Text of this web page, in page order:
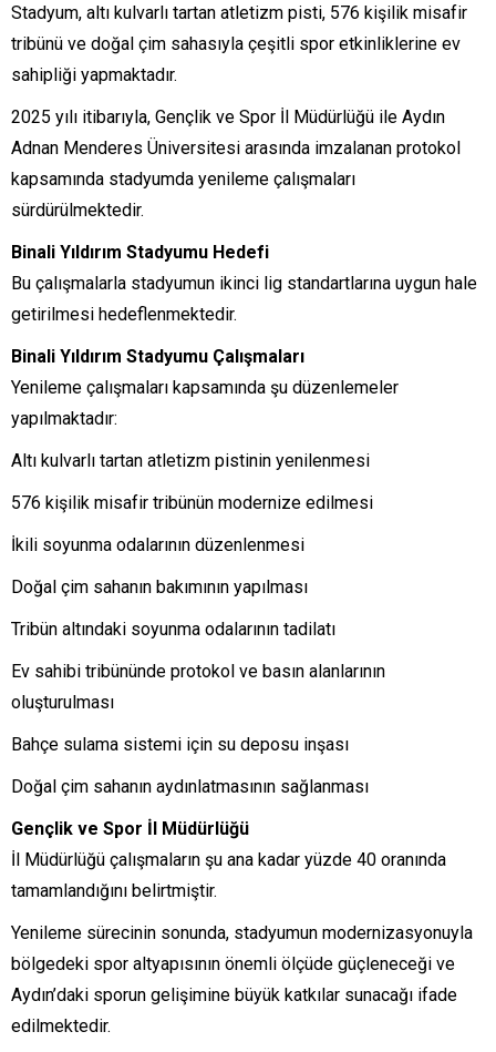
Stadyum, altı kulvarlı tartan atletizm pisti, 576 kişilik misafir
tribünü ve doğal çim sahasıyla çeşitli spor etkinliklerine ev
sahipliği yapmaktadır.
2025 yılı itibarıyla, Gençlik ve Spor İl Müdürlüğü ile Aydın
Adnan Menderes Üniversitesi arasında imzalanan protokol
kapsamında stadyumda yenileme çalışmaları
sürdürülmektedir.
Binali Yıldırım Stadyumu Hedefi
Bu çalışmalarla stadyumun ikinci lig standartlarına uygun hale
getirilmesi hedeflenmektedir.
Binali Yıldırım Stadyumu Çalışmaları
Yenileme çalışmaları kapsamında şu düzenlemeler
yapılmaktadır:
Altı kulvarlı tartan atletizm pistinin yenilenmesi
576 kişilik misafir tribünün modernize edilmesi
İkili soyunma odalarının düzenlenmesi
Doğal çim sahanın bakımının yapılması
Tribün altındaki soyunma odalarının tadilatı
Ev sahibi tribününde protokol ve basın alanlarının
oluşturulması
Bahçe sulama sistemi için su deposu inşası
Doğal çim sahanın aydınlatmasının sağlanması
Gençlik ve Spor İl Müdürlüğü
İl Müdürlüğü çalışmaların şu ana kadar yüzde 40 oranında
tamamlandığını belirtmiştir.
Yenileme sürecinin sonunda, stadyumun modernizasyonuyla
bölgedeki spor altyapısının önemli ölçüde güçleneceği ve
Aydın’daki sporun gelişimine büyük katkılar sunacağı ifade
edilmektedir.